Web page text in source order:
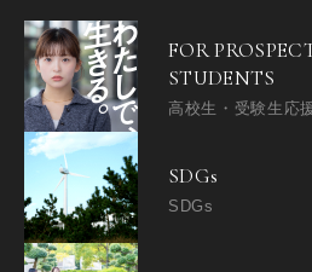
FOR
STUDENTS
高校生・受験生応
SDGs
SDGs